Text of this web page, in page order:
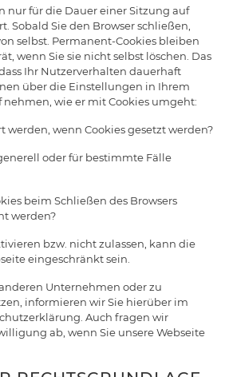
nur für die Dauer einer Sitzung auf
Sobald Sie den Browser schließen,
selbst. Permanent-Cookies bleiben
wenn Sie sie nicht selbst löschen. Das
Ihr Nutzerverhalten dauerhaft
über die Einstellungen in Ihrem
nehmen, wie er mit Cookies umgeht:
werden, wenn Cookies gesetzt werden?
oder für bestimmte Fälle
beim Schließen des Browsers
werden?
bzw. nicht zulassen, kann die
eingeschränkt sein.
Unternehmen oder zu
informieren wir Sie hierüber im
Auch fragen wir
ab, wenn Sie unsere Webseite